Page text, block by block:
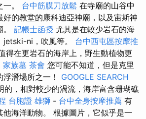
。 台中筋膜刀放鬆 在寺廟的山谷中
好的教堂的康科迪亞神廟，以及宙斯神
記帳士函授 尤其是在較少岩石的海
jetski-ni，吹風等。 台中西屯區按摩推
得在更岩石的海岸上，野生動植物更
家族墓 茶會 您可能不知道，但是克里
潛場所之一！ GOOGLE SEARCH
的，相對較少的渦流，海岸富含珊瑚礁
台胞證 雄獅 - 台中全身按摩推薦 有
他海洋動物。 根據圖片，它似乎是一